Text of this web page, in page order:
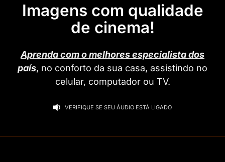
Imagens com qualidade
de cinema!
Aprenda com o melhores especialista dos
país, no conforto da sua casa, assistindo no
celular, computador ou TV.
VERIFIQUE SE SEU ÁUDIO ESTÁ LIGADO